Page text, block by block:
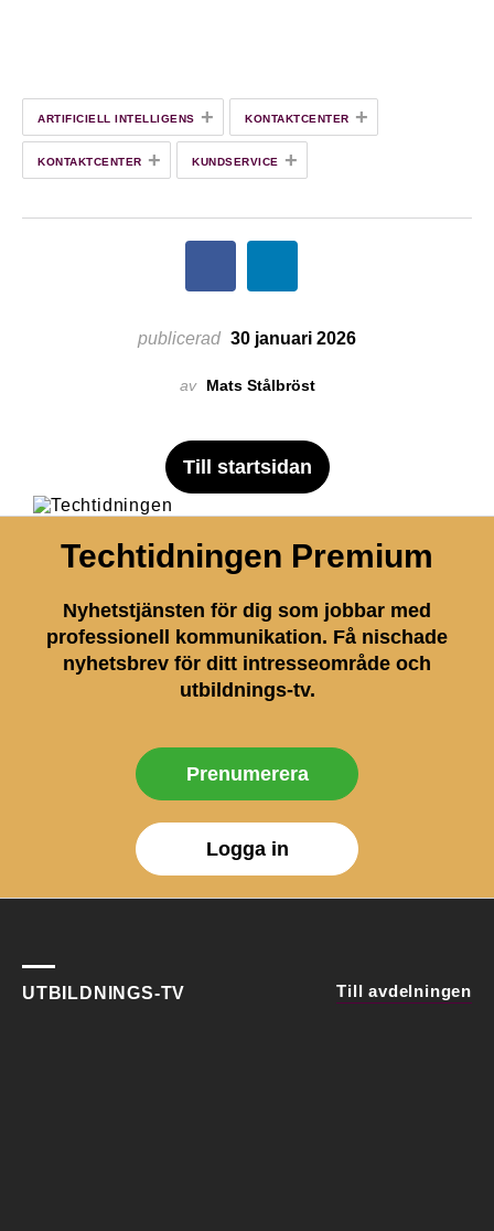
ARTIFICIELL INTELLIGENS + KONTAKTCENTER +
KONTAKTCENTER + KUNDSERVICE +
publicerad 30 januari 2026
av Mats Stålbröst
Till startsidan
Techtidningen Premium
Nyhetstjänsten för dig som jobbar med
professionell kommunikation. Få nischade
nyhetsbrev för ditt intresseområde och
utbildnings-tv.
Prenumerera
Logga in
UTBILDNINGS-TV Till avdelningen